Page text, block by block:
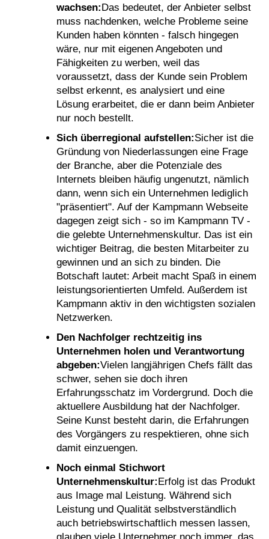
wachsen:Das bedeutet, der Anbieter selbst
muss nachdenken, welche Probleme seine
Kunden haben könnten - falsch hingegen
wäre, nur mit eigenen Angeboten und
Fähigkeiten zu werben, weil das
voraussetzt, dass der Kunde sein Problem
selbst erkennt, es analysiert und eine
Lösung erarbeitet, die er dann beim Anbieter
nur noch bestellt.
Sich überregional aufstellen:Sicher ist die
Gründung von Niederlassungen eine Frage
der Branche, aber die Potenziale des
Internets bleiben häufig ungenutzt, nämlich
dann, wenn sich ein Unternehmen lediglich
"präsentiert". Auf der Kampmann Webseite
dagegen zeigt sich - so im Kampmann TV -
die gelebte Unternehmenskultur. Das ist ein
wichtiger Beitrag, die besten Mitarbeiter zu
gewinnen und an sich zu binden. Die
Botschaft lautet: Arbeit macht Spaß in einem
leistungsorientierten Umfeld. Außerdem ist
Kampmann aktiv in den wichtigsten sozialen
Netzwerken.
Den Nachfolger rechtzeitig ins
Unternehmen holen und Verantwortung
abgeben:Vielen langjährigen Chefs fällt das
schwer, sehen sie doch ihren
Erfahrungsschatz im Vordergrund. Doch die
aktuellere Ausbildung hat der Nachfolger.
Seine Kunst besteht darin, die Erfahrungen
des Vorgängers zu respektieren, ohne sich
damit einzuengen.
Noch einmal Stichwort
Unternehmenskultur:Erfolg ist das Produkt
aus Image mal Leistung. Während sich
Leistung und Qualität selbstverständlich
auch betriebswirtschaftlich messen lassen,